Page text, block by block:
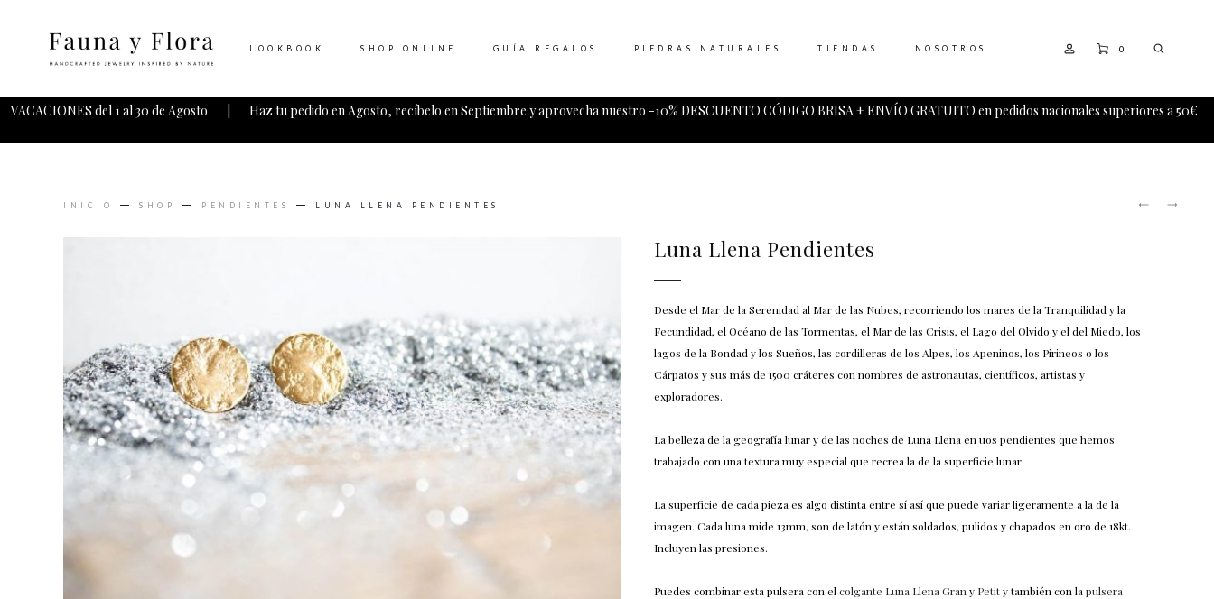
VACACIONES del 1 al 30 de Agosto | Haz tu pedido en Agosto, recíbelo en Septiembre y aprovecha nuestro -10% DESCUENTO CÓDIGO BRISA + ENVÍO GRATUITO en pedidos nacionales superiores a 50€
LOOKBOOK SHOP ONLINE GUÍA REGALOS PIEDRAS NATURALES TIENDAS NOSOTROS 0
INICIO SHOP PENDIENTES LUNA LLENA PENDIENTES
Luna Llena Pendientes
Desde el Mar de la Serenidad al Mar de las Nubes, recorriendo los mares de la Tranquilidad y la
Fecundidad, el Océano de las Tormentas, el Mar de las Crisis, el Lago del Olvido y el del Miedo, los
lagos de la Bondad y los Sueños, las cordilleras de los Alpes, los Apeninos, los Pirineos o los
Cárpatos y sus más de 1500 cráteres con nombres de astronautas, científicos, artistas y
exploradores.
La belleza de la geografía lunar y de las noches de Luna Llena en uos pendientes que hemos
trabajado con una textura muy especial que recrea la de la superficie lunar.
La superficie de cada pieza es algo distinta entre sí así que puede variar ligeramente a la de la
imagen. Cada luna mide 13mm, son de latón y están soldados, pulidos y chapados en oro de 18kt.
Incluyen las presiones.
Puedes combinar esta pulsera con elcolgante Luna Llena Gran y Petity también con lapulsera